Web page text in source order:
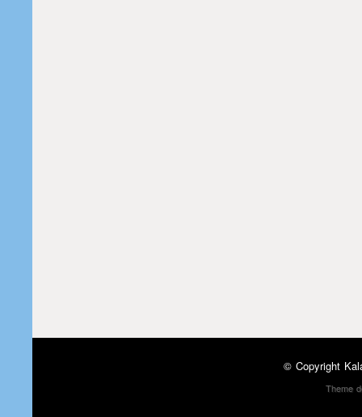
© Copyright
Theme